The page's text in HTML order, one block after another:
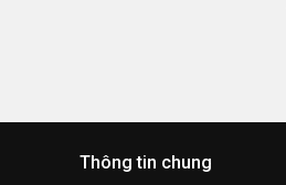
Thông tin chung